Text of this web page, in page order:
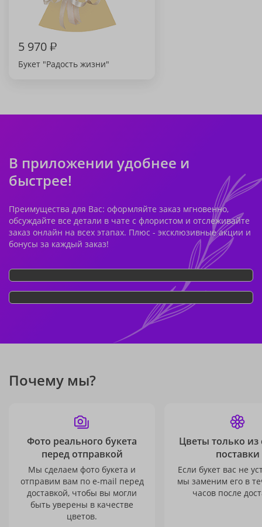
5 970₽
Букет "Радость жизни"
В приложении удобнее и
быстрее!
Преимущества для Вас: оформляйте заказ мгновенно,
обсуждайте все детали в чате с флористом и отслеживайте
заказ онлайн на всех этапах. Плюс - эксклюзивные акции и
бонусы за каждый заказ!
Почему мы?
Фото реального букета
перед отправкой
Мы сделаем фото букета и
отправим вам по e-mail перед
доставкой, чтобы вы могли
быть уверены в качестве
цветов.
Цветы только из
поставки
Если букет вас не
мы заменим его в
часов после